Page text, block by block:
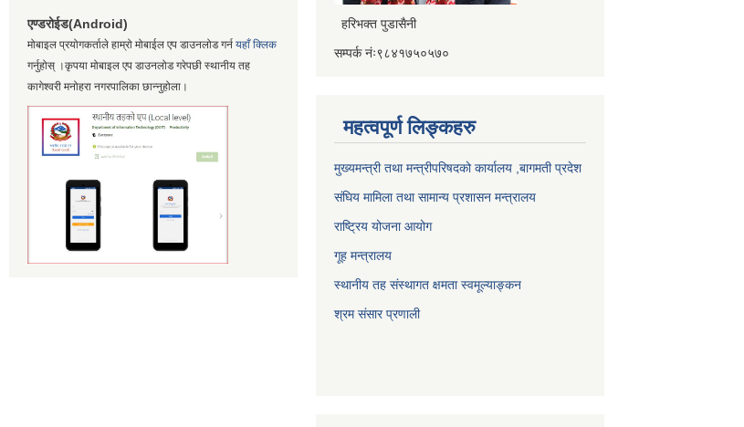
एण्डरोईड(Android)
मोबाइल प्रयोगकर्ताले हाम्रो मोबाईल एप डाउनलोड गर्न यहाँ क्लिक
गर्नुहोस् ।कृपया मोबाइल एप डाउनलोड गरेपछी स्थानीय तह
कागेश्वरी मनोहरा नगरपालिका छान्नुहोला।
हरिभक्त पुडासैनी
सम्पर्क नंः९८४१७५०५७०
महत्वपूर्ण लिङ्कहरु
मुख्यमन्त्री तथा मन्त्रीपरिषदको कार्यालय ,बागमती प्रदेश
संघिय मामिला तथा सामान्य प्रशासन मन्त्रालय
राष्ट्रिय योजना आयोग
गूह मन्त्रालय
स्थानीय तह संस्थागत क्षमता स्वमूल्याङ्कन
श्रम संसार प्रणाली